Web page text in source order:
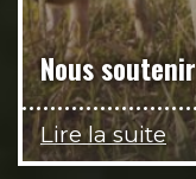
Nous soutenir
Lire la suite